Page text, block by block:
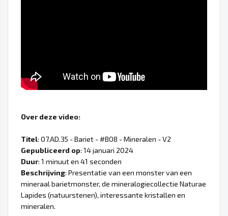
Over deze video:
Titel: 07.AD.35 - Bariet - #B08 - Mineralen - V2
Gepubliceerd op: 14 januari 2024
Duur: 1 minuut en 41 seconden
Beschrijving: Presentatie van een monster van een
mineraal barietmonster, de mineralogiecollectie Naturae
Lapides (natuurstenen), interessante kristallen en
mineralen.